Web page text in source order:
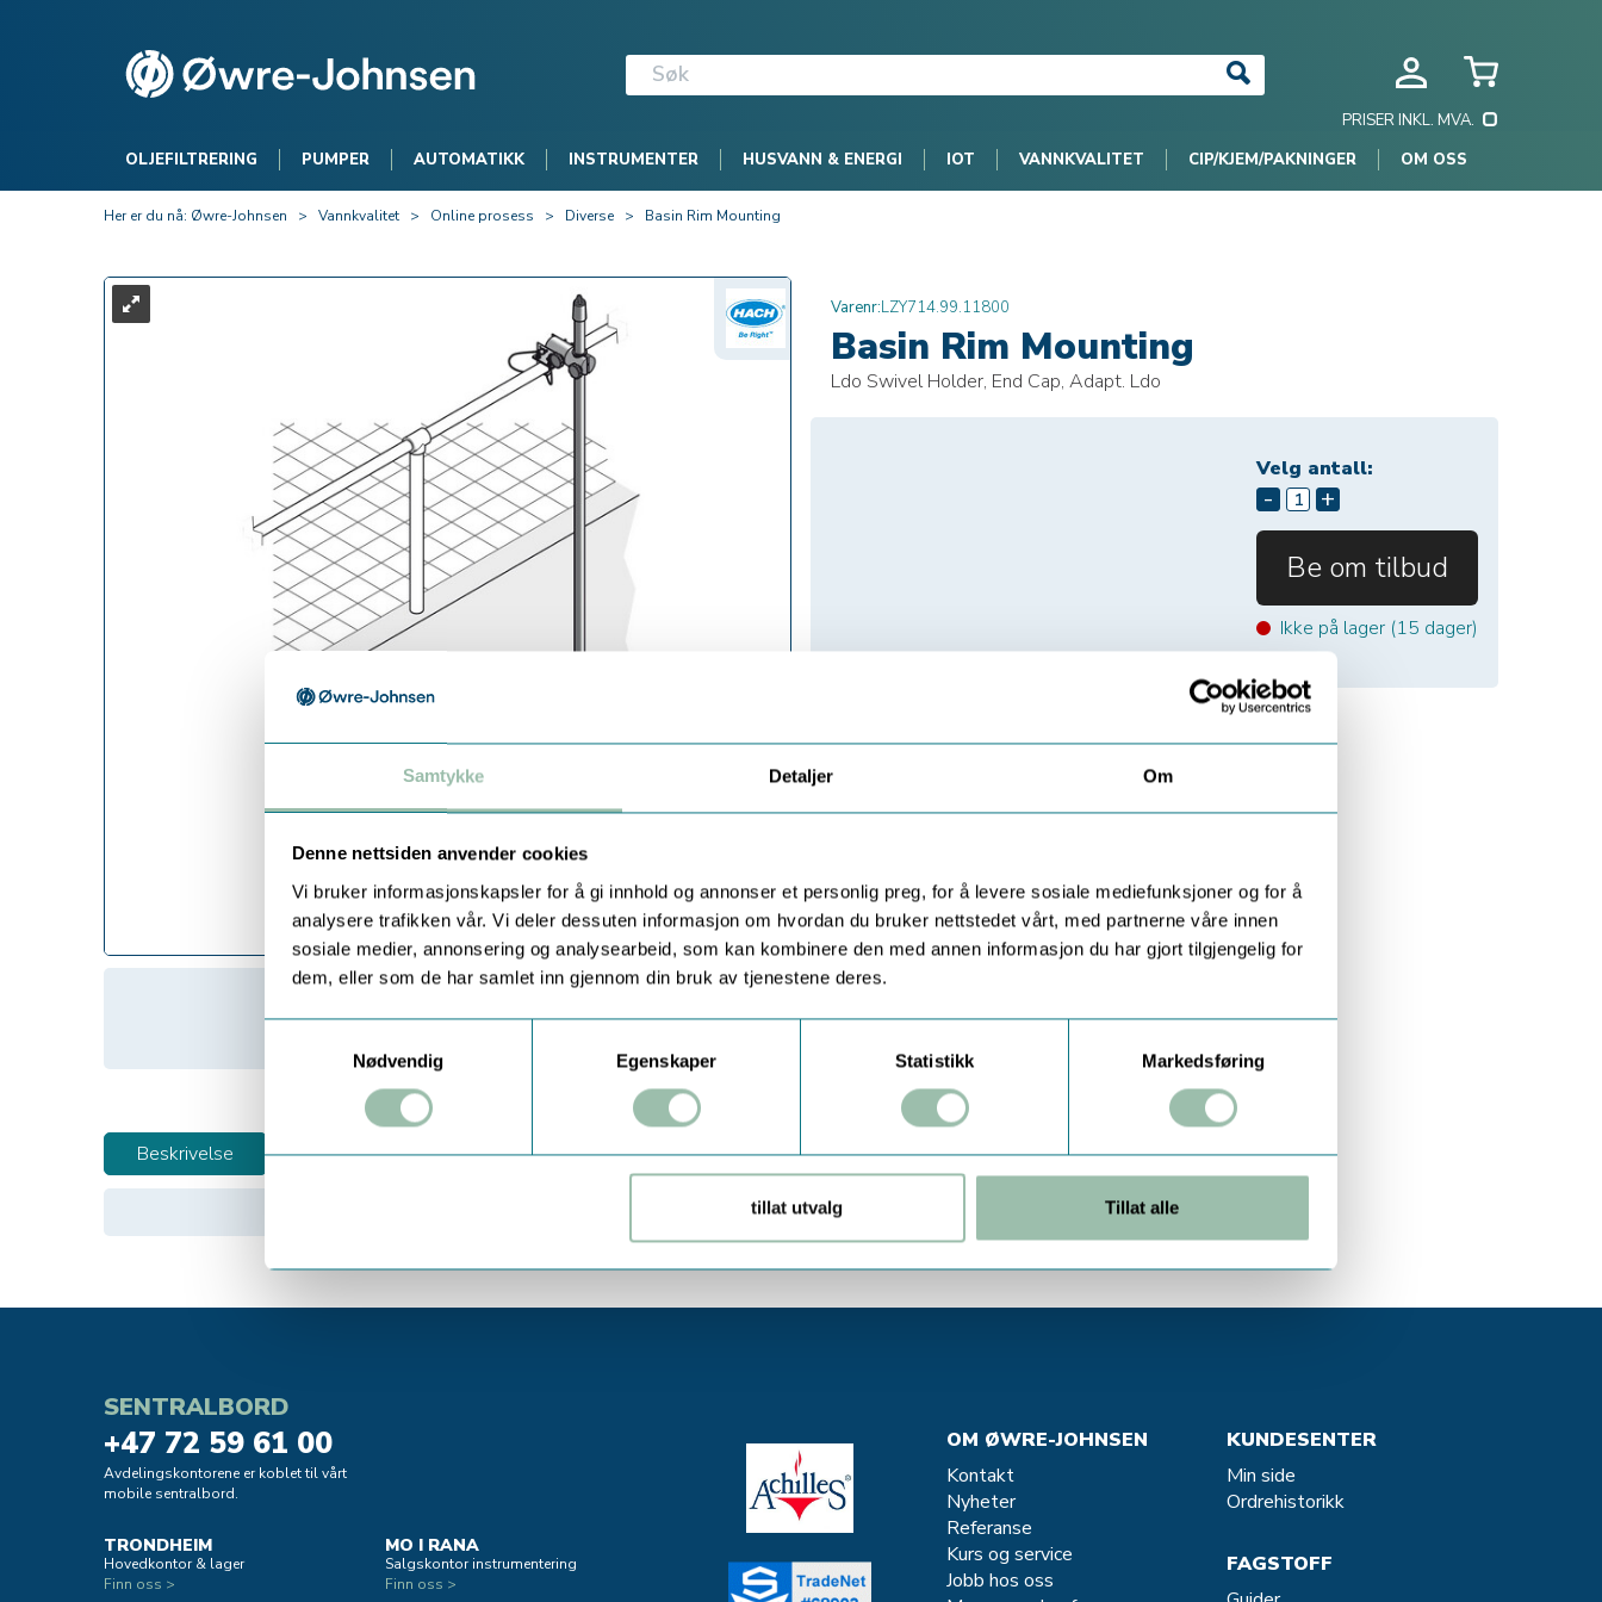
Samtykke Detaljer Om
Denne nettsiden anvender cookies
Vi bruker informasjonskapsler for å gi innhold og annonser et personlig preg, for å levere sosiale mediefunksjoner og for å
analysere trafikken vår. Vi deler dessuten informasjon om hvordan du bruker nettstedet vårt, med partnerne våre innen
sosiale medier, annonsering og analysearbeid, som kan kombinere den med annen informasjon du har gjort tilgjengelig for
dem, eller som de har samlet inn gjennom din bruk av tjenestene deres.
Nødvendig
Egenskaper Statistikk Markedsføring
tillat utvalg Tillat alle
PRISER INKL. MVA.
OLJEFILTRERING
PUMPER AUTOMATIKK INSTRUMENTER HUSVANN & ENERGI IOT VANNKVALITET CIP/KJEM/PAKNINGER OM OSS
Her er du nå: Øwre-Johnsen > Vannkvalitet > Online prosess > Diverse > Basin Rim Mounting
Varenr:LZY714.99.11800
Basin Rim Mounting
Ldo Swivel Holder, End Cap, Adapt. Ldo
Velg antall:
- +
Be om tilbud
Ikke på lager (15 dager)
Beskrivelse
SENTRALBORD
+47 72 59 61 00
Avdelingskontorene er koblet til vårt
mobile sentralbord.
TRONDHEIM
Hovedkontor & lager
Finn oss >
MO I RANA
Salgskontor instrumentering
Finn oss >
OM ØWRE-JOHNSEN
Kontakt
Nyheter
Referanse
Kurs og service
Jobb hos oss
KUNDESENTER
Min side
Ordrehistorikk
FAGSTOFF